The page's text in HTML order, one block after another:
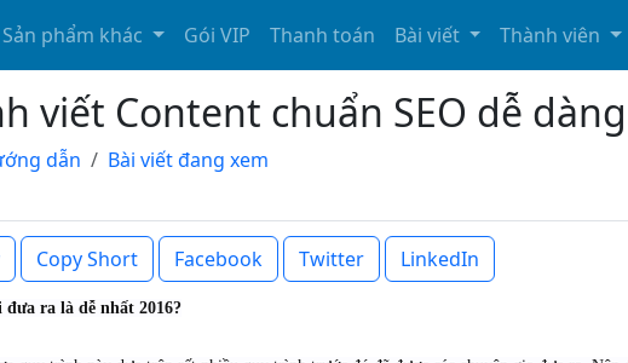
Sản phẩm khác Gói VIP Thanh toán Bài viết Thành viên
viết Content chuẩn SEO dễ dàng
dẫn Bài viết đang xem
Copy Short Facebook Twitter LinkedIn
ra là dễ nhất 2016?